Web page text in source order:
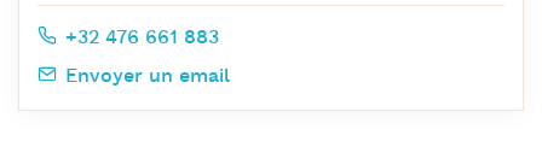
+32 476 661 883
Envoyer un email